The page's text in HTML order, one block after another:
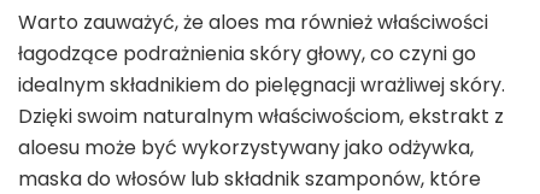
Warto zauważyć, że aloes ma również właściwości
łagodzące podrażnienia skóry głowy, co czyni go
idealnym składnikiem do pielęgnacji wrażliwej skóry.
Dzięki swoim naturalnym właściwościom, ekstrakt z
aloesu może być wykorzystywany jako odżywka,
maska do włosów lub składnik szamponów, które